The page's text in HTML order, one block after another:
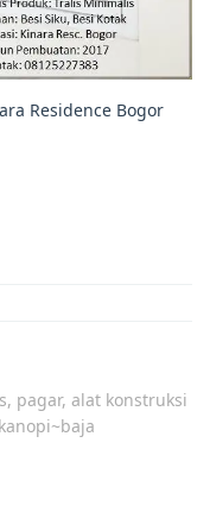
Residence Bogor
pagar, alat konstruksi